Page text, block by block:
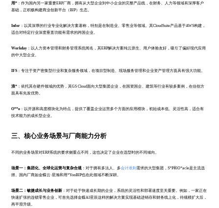
用* ：作为国内另一家重要ERP厂商，拥有从大型企业到中小企业的完整产品线，在财务、人力等领域有深厚客户
基础，正积极构建商业创新平台（BIP）生态。
Infor ：以其深厚的行业专业化解决方案著称，特别是在制造业、零售业等领域。其CloudSuite产品基于AWS构建，
适合对特定行业深度垂直功能有需求的跨国企业。
Workday ：以人力资本管理和财务管理系统闻名，其ERP解决方案纯云原生、用户体验友好，吸引了偏好现代应用
的中大型企业。
IFS ：专注于资产密集型行业和复杂服务领域，在项目型制造、现场服务管理和企业资产管理方面具有强大功能。
浪* ：依托其在硬件领域的优势，其GS Cloud面向大型集团企业，在国资国企、建筑等行业有较多案例，在信创方
面具有先发优势。
O**o ：以开源和高度模块化为特点，提供了覆盖企业运营多个方面的应用模块，初始成本低、灵活性高，适合有
技术能力的成长型企业。
三、核心业务场景与厂商能力分析
不同的业务场景对ERP系统的要求侧重点不同，这也决定了企业在选型时的不同倾向。
场景一：集团化、全球化运营与复杂合规 ：对于拥有多法人、多会计准则需求的大型集团，S*P和O*acle是主流选
择。国内厂商如金蝶云·星瀚和用*YonBIP也在此领域不断深耕。
场景二：敏捷成长与业务创新 ：对于处于快速成长期的企业，系统的灵活性和部署速度至关重要。例如，一家正在
快速扩张的连锁零售企业，可首先选择金蝶AI星辰这样的解决方案实现基础进销存和财务线上化，待规模扩大后，
再平滑升级。